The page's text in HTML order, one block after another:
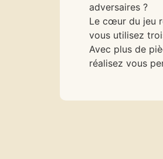
adversaires ?
Le cœur du jeu
vous utilisez
Avec plus de
réalisez vous